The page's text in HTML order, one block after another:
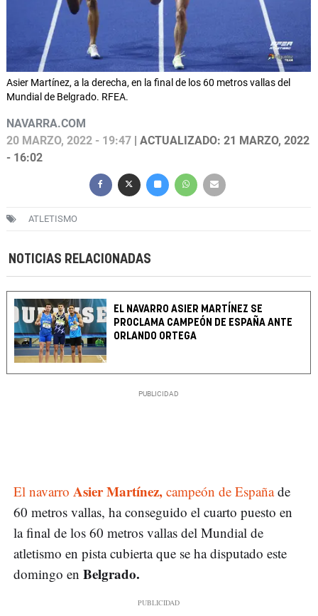
Asier Martínez, a la derecha, en la final de los 60 metros vallas del
Mundial de Belgrado. RFEA.
NAVARRA.COM
20 MARZO, 2022 - 19:47 | ACTUALIZADO: 21 MARZO, 2022
- 16:02
ATLETISMO
NOTICIAS RELACIONADAS
EL NAVARRO ASIER MARTÍNEZ SE
PROCLAMA CAMPEÓN DE ESPAÑA ANTE
ORLANDO ORTEGA
El navarro Asier Martínez, campeón de Españade
60 metros vallas, ha conseguido el cuarto puesto en
la final de los 60 metros vallas del Mundial de
atletismo en pista cubierta que se ha disputado este
domingo en Belgrado.